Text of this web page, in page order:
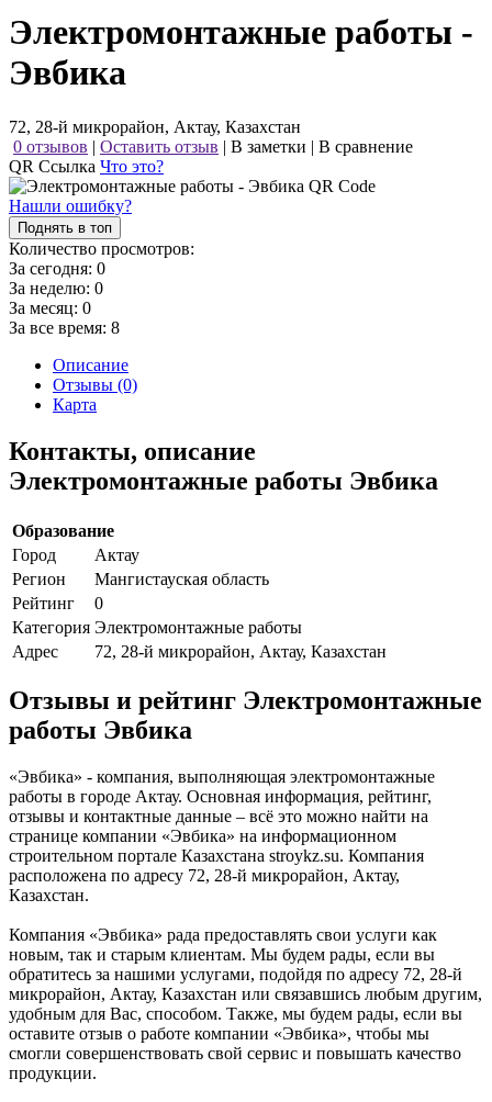
Электромонтажные работы -
Эвбика
72, 28-й микрорайон, Актау, Казахстан
0 отзывов | Оставить отзыв | В заметки | В сравнение
QR Ссылка Что это?
Нашли ошибку?
Поднять в топ
Количество просмотров:
За сегодня: 0
За неделю: 0
За месяц: 0
За все время: 8
Описание
Отзывы (0)
Карта
Контакты, описание
Электромонтажные работы Эвбика
Образование
Город
Актау
Регион
Мангистауская область
Рейтинг
0
Категория Электромонтажные работы
Адрес
72, 28-й микрорайон, Актау, Казахстан
Отзывы и рейтинг Электромонтажные
работы Эвбика
«Эвбика» - компания, выполняющая электромонтажные
работы в городе Актау. Основная информация, рейтинг,
отзывы и контактные данные – всё это можно найти на
странице компании «Эвбика» на информационном
строительном портале Казахстана stroykz.su. Компания
расположена по адресу 72, 28-й микрорайон, Актау,
Казахстан.
Компания «Эвбика» рада предоставлять свои услуги как
новым, так и старым клиентам. Мы будем рады, если вы
обратитесь за нашими услугами, подойдя по адресу 72, 28-й
микрорайон, Актау, Казахстан или связавшись любым другим,
удобным для Вас, способом. Также, мы будем рады, если вы
оставите отзыв о работе компании «Эвбика», чтобы мы
смогли совершенствовать свой сервис и повышать качество
продукции.